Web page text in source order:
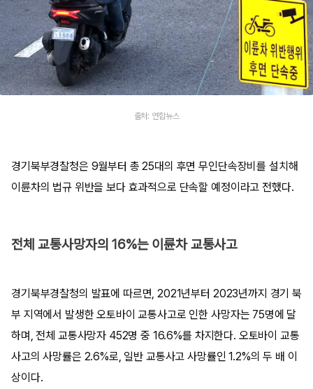
출처: 연합뉴스
경기북부경찰청은 9월부터 총 25대의 후면 무인단속장비를 설치해
이륜차의 법규 위반을 보다 효과적으로 단속할 예정이라고 전했다.
전체 교통사망자의 16%는 이륜차 교통사고
경기북부경찰청의 발표에 따르면, 2021년부터 2023년까지 경기 북
부 지역에서 발생한 오토바이 교통사고로 인한 사망자는 75명에 달
하며, 전체 교통사망자 452명 중 16.6%를 차지한다. 오토바이 교통
사고의 사망률은 2.6%로, 일반 교통사고 사망률인 1.2%의 두 배 이
상이다.